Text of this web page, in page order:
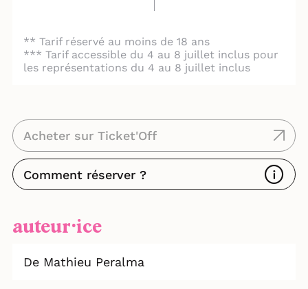
** Tarif réservé au moins de 18 ans
*** Tarif accessible du 4 au 8 juillet inclus pour
les représentations du 4 au 8 juillet inclus
Acheter sur Ticket'Off
Comment réserver ?
auteur⸱ice
De Mathieu Peralma